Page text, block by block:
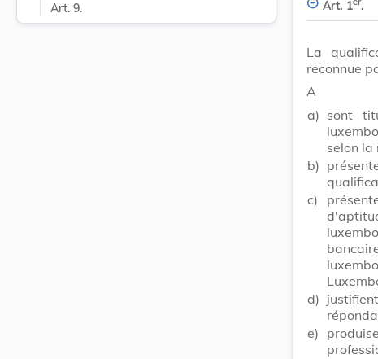
Art. 9.
Art. 1 .
La
reconnue
A
a) sont
selon la
b)
c)
d)
e)